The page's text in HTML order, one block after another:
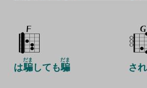
は騙
だま
しても騙
だま
さ